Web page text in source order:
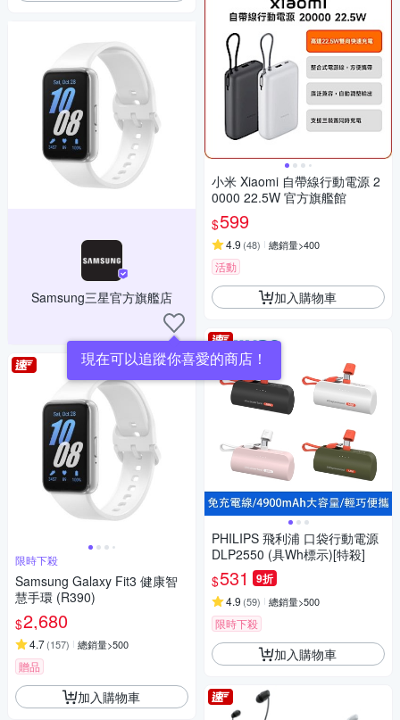
Samsung三星官方旗艦店
現在可以追蹤你喜愛的商店！
限時下殺
Samsung Galaxy Fit3 健康智
慧手環 (R390)
$2,680
4.7(157) 總銷量>500
贈品
加入購物車
小米 Xiaomi 自帶線行動電源 2
0000 22.5W 官方旗艦館
$599
4.9 (48) 總銷量>400
活動
加入購物車
PHILIPS 飛利浦 口袋行動電源
DLP2550 (具Wh標示)[特殺]
$531 9折
4.9 (59) 總銷量>500
限時下殺
加入購物車